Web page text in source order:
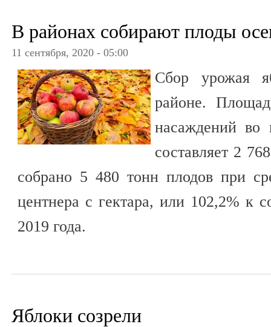
В районах собирают плоды
11 сентября, 2020 - 05:00
Сбор урожая
районе.
насаждений во
составляет 2
собрано 5 480 тонн плодов при
центнера с гектара, или 102,2% к
2019 года.
Яблоки созрели